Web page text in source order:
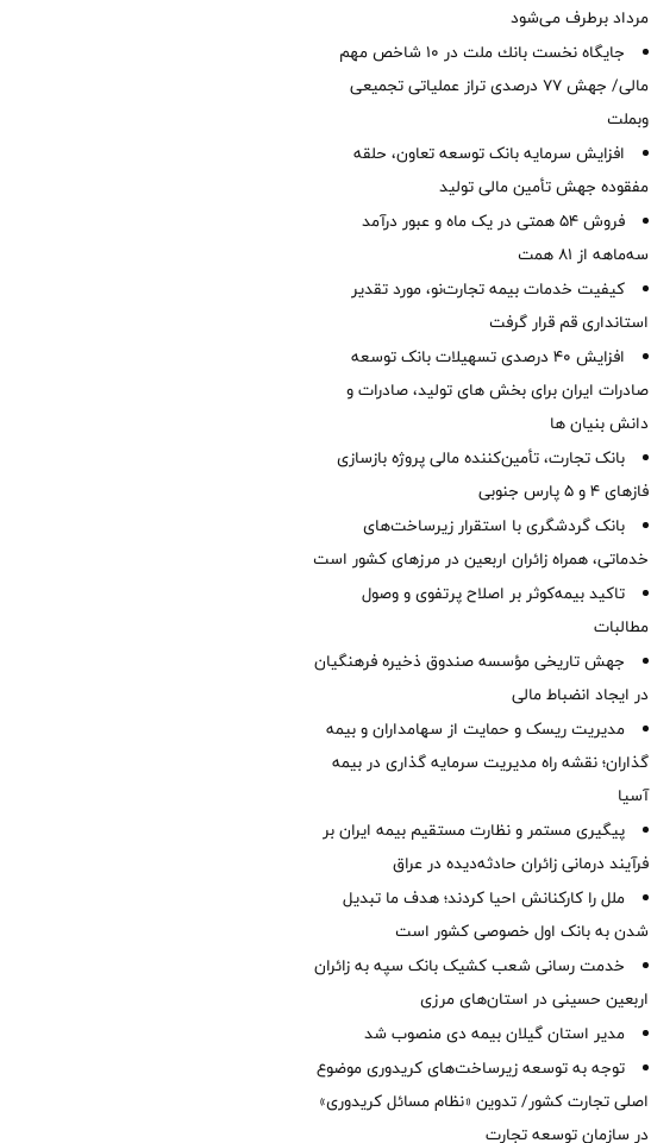
مرداد برطرف می‌شود
جایگاه نخست بانك ملت در 10 شاخص مهم
مالی/ جهش 77 درصدی تراز عملیاتی تجمیعی
وبملت
افزایش سرمایه بانک توسعه تعاون، حلقه
مفقوده جهش تأمین مالی تولید
فروش 54 همتی در یک ماه و عبور درآمد
سه‌ماهه از 81 همت
کیفیت خدمات بیمه تجارت‌نو، مورد تقدیر
استانداری قم قرار گرفت
افزایش 40 درصدی تسهیلات بانک توسعه
صادرات ایران برای بخش های تولید، صادرات و
دانش بنیان ها
بانک تجارت، تأمین‌کننده مالی پروژه بازسازی
فازهای ۴ و ۵ پارس جنوبی
بانک گردشگری با استقرار زیرساخت‌های
خدماتی، همراه زائران اربعین در مرزهای کشور است
تاکید بیمه‌کوثر بر اصلاح پرتفوی و وصول
مطالبات ‌
جهش تاریخی مؤسسه صندوق ذخیره فرهنگیان
در ایجاد انضباط مالی
مدیریت ریسک و حمایت از سهامداران و بیمه
گذاران؛ نقشه راه مدیریت سرمایه گذاری در بیمه
آسیا
پیگیری مستمر و نظارت مستقیم بیمه ایران بر
فرآیند درمانی زائران حادثه‌دیده در عراق
ملل را کارکنانش احیا کردند؛ هدف ما تبدیل
شدن به بانک اول خصوصی کشور است
خدمت رسانی شعب کشیک بانک سپه به زائران
اربعین حسینی در استان‌‌های مرزی
‌مدیر استان گیلان بیمه دی منصوب شد
توجه به توسعه زیرساخت‌های کریدوری موضوع
اصلی تجارت کشور/ تدوین «نظام مسائل کریدوری»
در سازمان توسعه تجارت